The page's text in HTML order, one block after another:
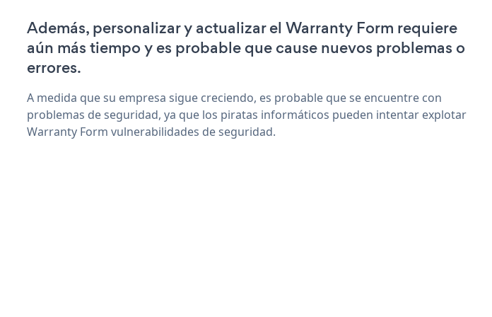
Además, personalizar y actualizar el Warranty Form requiere
aún más tiempo y es probable que cause nuevos problemas o
errores.
A medida que su empresa sigue creciendo, es probable que se encuentre con
problemas de seguridad, ya que los piratas informáticos pueden intentar explotar
Warranty Form vulnerabilidades de seguridad.